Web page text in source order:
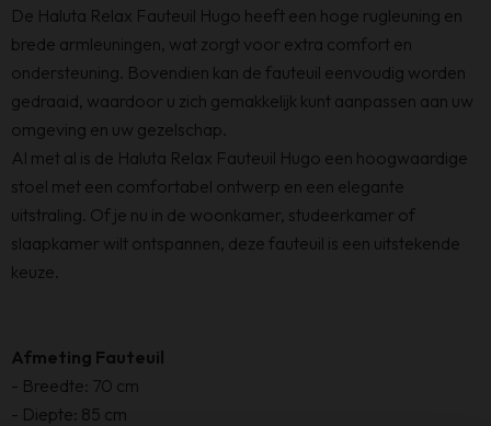
De Haluta Relax Fauteuil Hugo heeft een hoge rugleuning en
brede armleuningen, wat zorgt voor extra comfort en
ondersteuning. Bovendien kan de fauteuil eenvoudig worden
gedraaid, waardoor u zich gemakkelijk kunt aanpassen aan uw
omgeving en uw gezelschap.
Al met al is de Haluta Relax Fauteuil Hugo een hoogwaardige
stoel met een comfortabel ontwerp en een elegante
uitstraling. Of je nu in de woonkamer, studeerkamer of
slaapkamer wilt ontspannen, deze fauteuil is een uitstekende
keuze.
Afmeting Fauteuil
- Breedte: 70 cm
- Diepte: 85 cm